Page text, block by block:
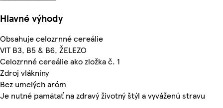
Hlavné výhody
Obsahuje celozrnné cereálie
VIT B3, B5 & B6, ŽELEZO
Celozrnné cereálie ako zložka č. 1
Zdroj vlákniny
Bez umelých aróm
Je nutné pamätať na zdravý životný štýl a vyváženú stravu